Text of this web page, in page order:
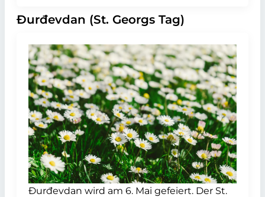
Đurđevdan (St. Georgs Tag)
Đurđevdan wird am 6. Mai gefeiert. Der St.